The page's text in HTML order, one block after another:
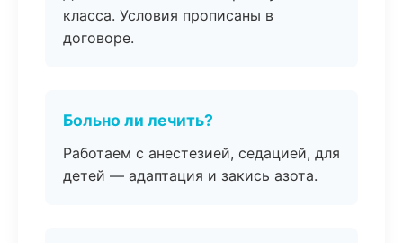
класса. Условия прописаны в
договоре.
Больно ли лечить?
Работаем с анестезией, седацией, для
детей — адаптация и закись азота.